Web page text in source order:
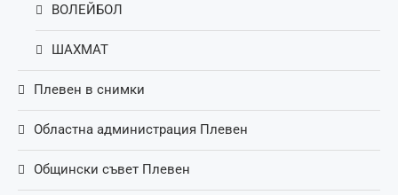
ВОЛЕЙБОЛ
ШАХМАТ
Плевен в снимки
Областна администрация Плевен
Общински съвет Плевен